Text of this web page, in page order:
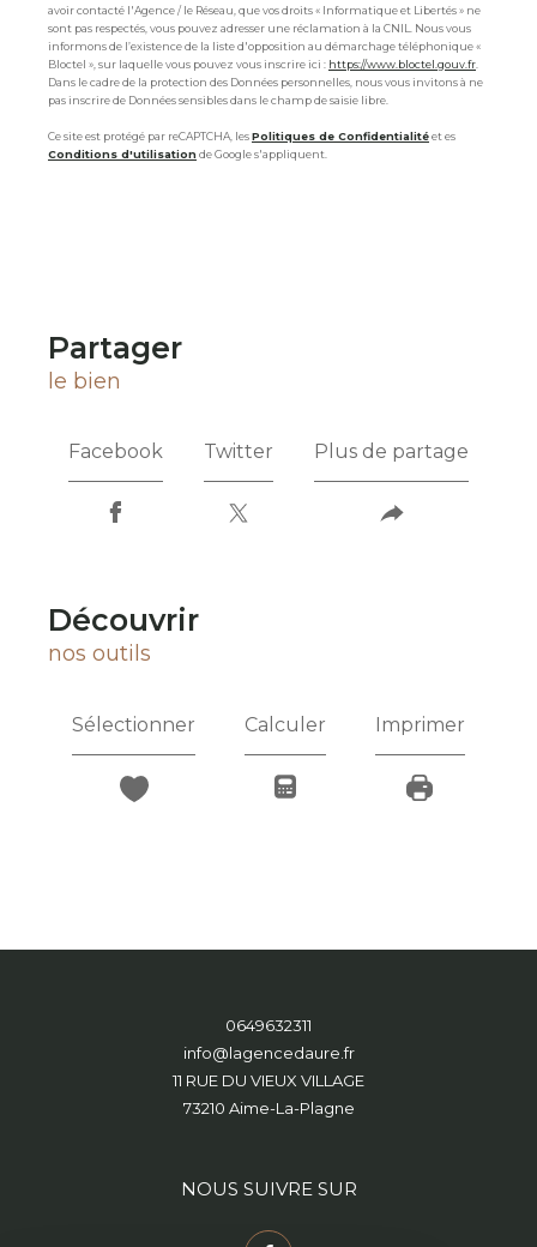
avoir contacté l'Agence / le Réseau, que vos droits « Informatique et Libertés » ne
sont pas respectés, vous pouvez adresser une réclamation à la CNIL. Nous vous
informons de l’existence de la liste d'opposition au démarchage téléphonique «
Bloctel », sur laquelle vous pouvez vous inscrire ici : https://www.bloctel.gouv.fr
Dans le cadre de la protection des Données personnelles, nous vous invitons à ne
pas inscrire de Données sensibles dans le champ de saisie libre.
Ce site est protégé par reCAPTCHA, lesPolitiques de Confidentialitéet es
Conditions d'utilisationde Google s'appliquent.
partager
le bien
Facebook Twitter Plus de partage
découvrir
nos outils
Sélectionner Calculer Imprimer
0649632311
info@lagencedaure.fr
11 RUE DU VIEUX VILLAGE
73210
Aime-La-Plagne
NOUS SUIVRE SUR